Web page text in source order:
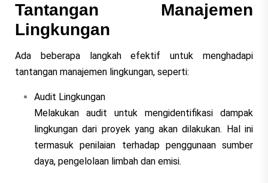
Tantangan Manajemen
Lingkungan
Ada beberapa langkah efektif untuk menghadapi
tantangan manajemen lingkungan, seperti:
Audit Lingkungan
Melakukan audit untuk mengidentifikasi dampak
lingkungan dari proyek yang akan dilakukan. Hal ini
termasuk penilaian terhadap penggunaan sumber
daya, pengelolaan limbah dan emisi.